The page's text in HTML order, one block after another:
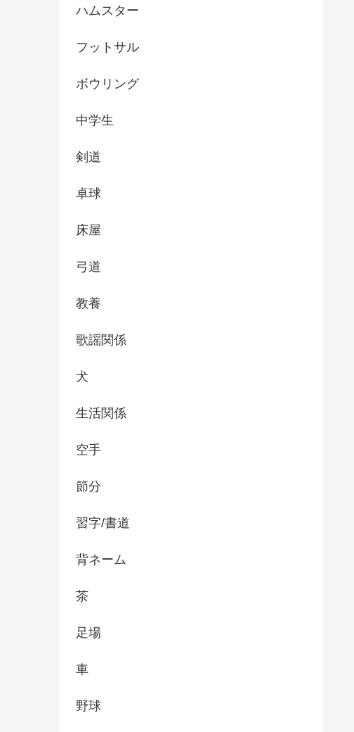
ハムスター
フットサル
ボウリング
中学生
剣道
卓球
床屋
弓道
教養
歌謡関係
犬
生活関係
空手
節分
習字/書道
背ネーム
茶
足場
車
野球